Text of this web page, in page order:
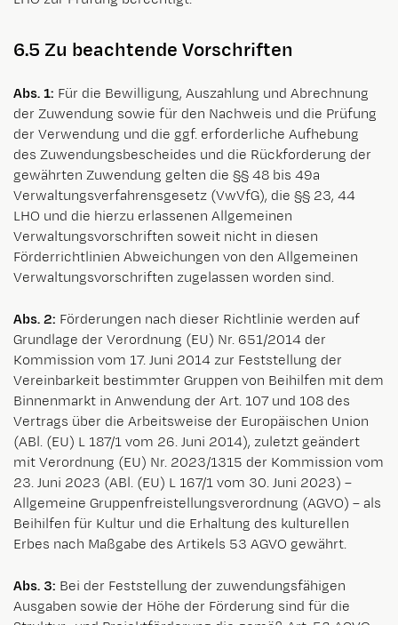
6.5 Zu beachtende Vorschriften
Abs. 1: Für die Bewilligung, Auszahlung und Abrechnung
der Zuwendung sowie für den Nachweis und die Prüfung
der Verwendung und die ggf. erforderliche Aufhebung
des Zuwendungsbescheides und die Rückforderung der
gewährten Zuwendung gelten die §§ 48 bis 49a
Verwaltungsverfahrensgesetz (VwVfG), die §§ 23, 44
LHO und die hierzu erlassenen Allgemeinen
Verwaltungsvorschriften soweit nicht in diesen
Förderrichtlinien Abweichungen von den Allgemeinen
Verwaltungsvorschriften zugelassen worden sind.
Abs. 2: Förderungen nach dieser Richtlinie werden auf
Grundlage der Verordnung (EU) Nr. 651/2014 der
Kommission vom 17. Juni 2014 zur Feststellung der
Vereinbarkeit bestimmter Gruppen von Beihilfen mit dem
Binnenmarkt in Anwendung der Art. 107 und 108 des
Vertrags über die Arbeitsweise der Europäischen Union
(ABl. (EU) L 187/1 vom 26. Juni 2014), zuletzt geändert
mit Verordnung (EU) Nr. 2023/1315 der Kommission vom
23. Juni 2023 (ABl. (EU) L 167/1 vom 30. Juni 2023) –
Allgemeine Gruppenfreistellungsverordnung (AGVO) – als
Beihilfen für Kultur und die Erhaltung des kulturellen
Erbes nach Maßgabe des Artikels 53 AGVO gewährt.
Abs. 3: Bei der Feststellung der zuwendungsfähigen
Ausgaben sowie der Höhe der Förderung sind für die